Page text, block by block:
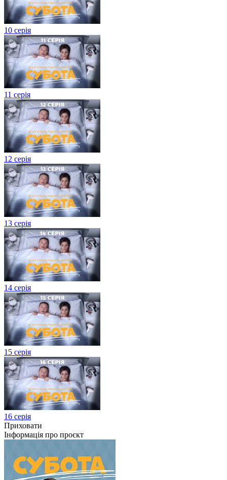
10 серія
11 серія
12 серія
13 серія
14 серія
15 серія
16 серія
Приховати
Інформація про проєкт